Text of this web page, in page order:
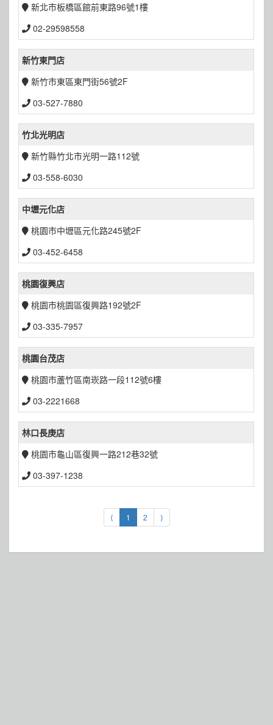
新北市板橋區館前東路96號1樓
02-29598558
新竹東門店
新竹市東區東門街56號2F
03-527-7880
竹北光明店
新竹縣竹北市光明一路112號
03-558-6030
中壢元化店
桃園市中壢區元化路245號2F
03-452-6458
桃園復興店
桃園市桃園區復興路192號2F
03-335-7957
桃園台茂店
桃園市蘆竹區南崁路一段112號6樓
03-2221668
林口長庚店
桃園市龜山區復興一路212巷32號
03-397-1238
⟨ 1 2 ⟩